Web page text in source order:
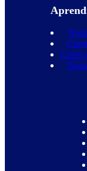
Curso